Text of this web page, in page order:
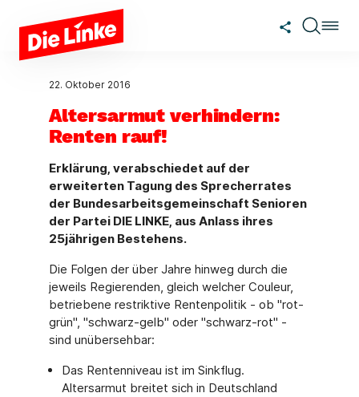
Zum Hauptinhalt springen
22. Oktober 2016
Altersarmut verhindern:
Renten rauf!
Erklärung, verabschiedet auf der
erweiterten Tagung des Sprecherrates
der Bundesarbeitsgemeinschaft Senioren
der Partei DIE LINKE, aus Anlass ihres
25jährigen Bestehens.
Die Folgen der über Jahre hinweg durch die
jeweils Regierenden, gleich welcher Couleur,
betriebene restriktive Rentenpolitik - ob "rot-
grün", "schwarz-gelb" oder "schwarz-rot" -
sind unübersehbar:
Das Rentenniveau ist im Sinkflug.
Altersarmut breitet sich in Deutschland